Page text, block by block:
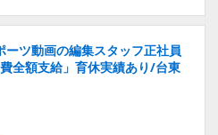
ーツ動画の編集スタッフ正社員
全額支給」育休実績あり/台東